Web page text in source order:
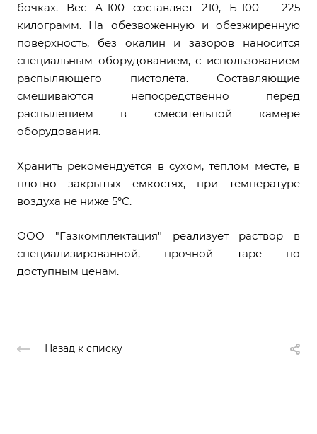
бочках. Вес А-100 составляет 210, Б-100 – 225
килограмм. На обезвоженную и обезжиренную
поверхность, без окалин и зазоров наносится
специальным оборудованием, с использованием
распыляющего пистолета. Составляющие
смешиваются непосредственно перед
распылением в смесительной камере
оборудования.
Хранить рекомендуется в сухом, теплом месте, в
плотно закрытых емкостях, при температуре
воздуха не ниже 5°С.
ООО "Газкомплектация" реализует раствор в
специализированной, прочной таре по
доступным ценам.
Назад к списку